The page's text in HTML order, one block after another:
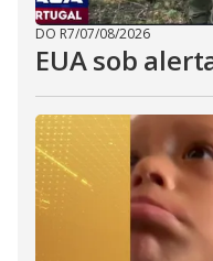
DO R7/07/08/2026
EUA sob